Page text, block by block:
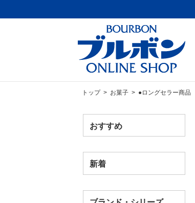
トップ> お菓子> ●ロングセラー商品
おすすめ
新着